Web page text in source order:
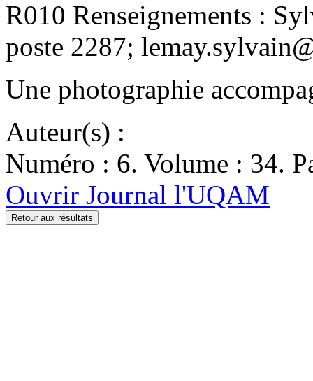
R010 Renseignements :
poste 2287;
Une photographie
Auteur(s) :
Numéro : 6. Volume : 34.
Ouvrir Journal l'UQAM
Retour aux résultats